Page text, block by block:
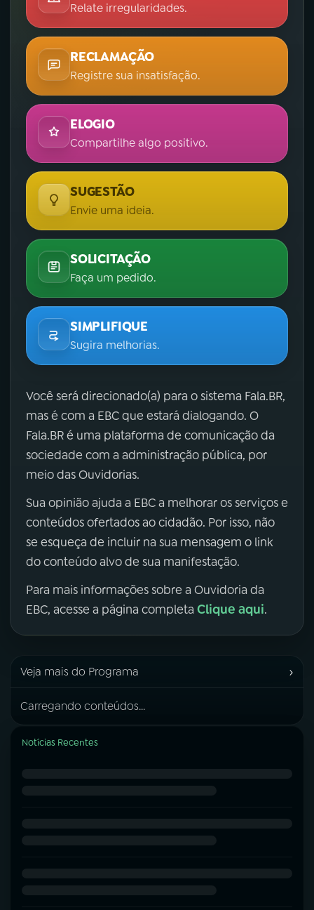
Relate irregularidades.
RECLAMAÇÃO
Registre sua insatisfação.
ELOGIO
Compartilhe algo positivo.
SUGESTÃO
Envie uma ideia.
SOLICITAÇÃO
Faça um pedido.
SIMPLIFIQUE
Sugira melhorias.
Você será direcionado(a) para o sistema Fala.BR,
mas é com a EBC que estará dialogando. O
Fala.BR é uma plataforma de comunicação da
sociedade com a administração pública, por
meio das Ouvidorias.
Sua opinião ajuda a EBC a melhorar os serviços e
conteúdos ofertados ao cidadão. Por isso, não
se esqueça de incluir na sua mensagem o link
do conteúdo alvo de sua manifestação.
Para mais informações sobre a Ouvidoria da
EBC, acesse a página completa Clique aqui.
Veja mais do Programa ›
Carregando conteúdos...
Notícias Recentes